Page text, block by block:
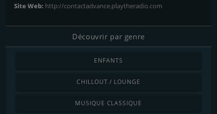
Site Web: http://contactadvance.playtheradio.com
Découvrir par genre
ENFANTS
CHILLOUT / LOUNGE
MUSIQUE CLASSIQUE